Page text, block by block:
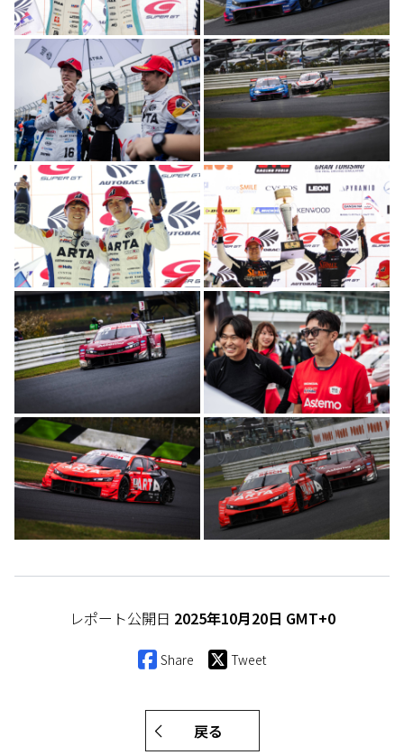
レポート公開日 2025年10月20日 GMT+0
Share Tweet
戻る